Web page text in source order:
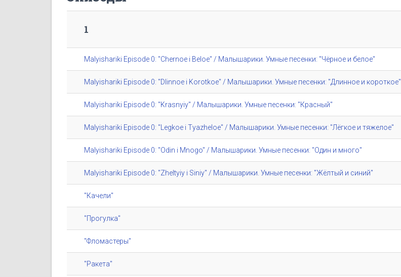
1
Malyishariki Episode 0: "Chernoe i Beloe" / Малышарики. Умные песенки: "Чёрное и белое"
Malyishariki Episode 0: "Dlinnoe i Korotkoe" / Малышарики. Умные песенки: "Длинное и короткое"
Malyishariki Episode 0: "Krasnyiy" / Малышарики. Умные песенки: "Красный"
Malyishariki Episode 0: "Legkoe i Tyazheloe" / Малышарики. Умные песенки: "Лёгкое и тяжелое"
Malyishariki Episode 0: "Odin i Mnogo" / Малышарики. Умные песенки: "Один и много"
Malyishariki Episode 0: "Zheltyiy i Siniy" / Малышарики. Умные песенки: "Жёлтый и синий"
"Качели"
"Прогулка"
"Фломастеры"
"Ракета"